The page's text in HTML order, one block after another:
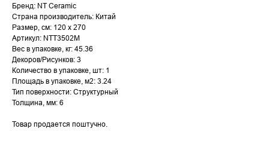
Бренд: NT Ceramic
Страна производитель: Китай
Размер, см: 120 х 270
Артикул: NTT3502M
Вес в упаковке, кг: 45.36
Декоров/Рисунков: 3
Количество в упаковке, шт: 1
Площадь в упаковке, м2: 3.24
Тип поверхности: Структурный
Толщина, мм: 6
Товар продается поштучно.